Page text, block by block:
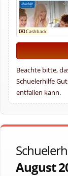
Beachte bitte,
Schuelerhilfe
entfallen kann.
August